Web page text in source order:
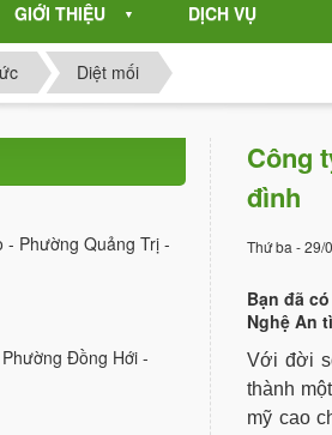
GIỚI THIỆU ▼ DỊCH VỤ
Diệt mối
Công
đình
Thứ ba - 29/
Bạn đã
Nghệ An
Với đời
thành
mỹ cao
Phường Quảng Trị -
Đồng Hới -